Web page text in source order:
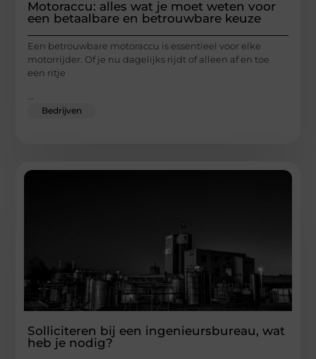
Motoraccu: alles wat je moet weten voor
een betaalbare en betrouwbare keuze
Een betrouwbare motoraccu is essentieel voor elke
motorrijder. Of je nu dagelijks rijdt of alleen af en toe
een ritje
Bedrijven
Solliciteren bij een ingenieursbureau, wat
heb je nodig?